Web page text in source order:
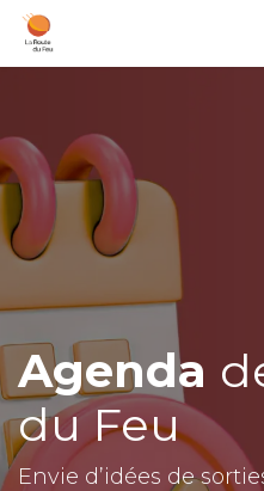
Se rendre au contenu
Agenda
du Feu
Envie d’idées de